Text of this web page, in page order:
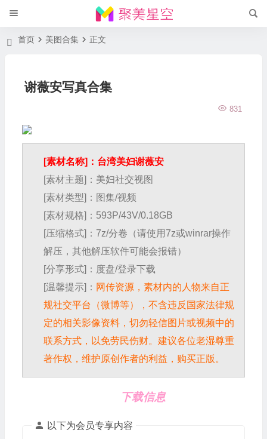
首页 美图合集 正文
谢薇安写真合集
831
[素材名称]：台湾美妇谢薇安
[素材主题]：美妇社交视图
[素材类型]：图集/视频
[素材规格]：593P/43V/0.18GB
[压缩格式]：7z/分卷（请使用7z或winrar操作
解压，其他解压软件可能会报错）
[分享形式]：度盘/登录下载
[温馨提示]： 网传资源，素材内的人物来自正
规社交平台（微博等），不含违反国家法律规
定的相关影像资料，切勿轻信图片或视频中的
联系方式，以免劳民伤财。建议各位老湿尊重
著作权，维护原创作者的利益，购买正版。
下载信息
以下为会员专享内容